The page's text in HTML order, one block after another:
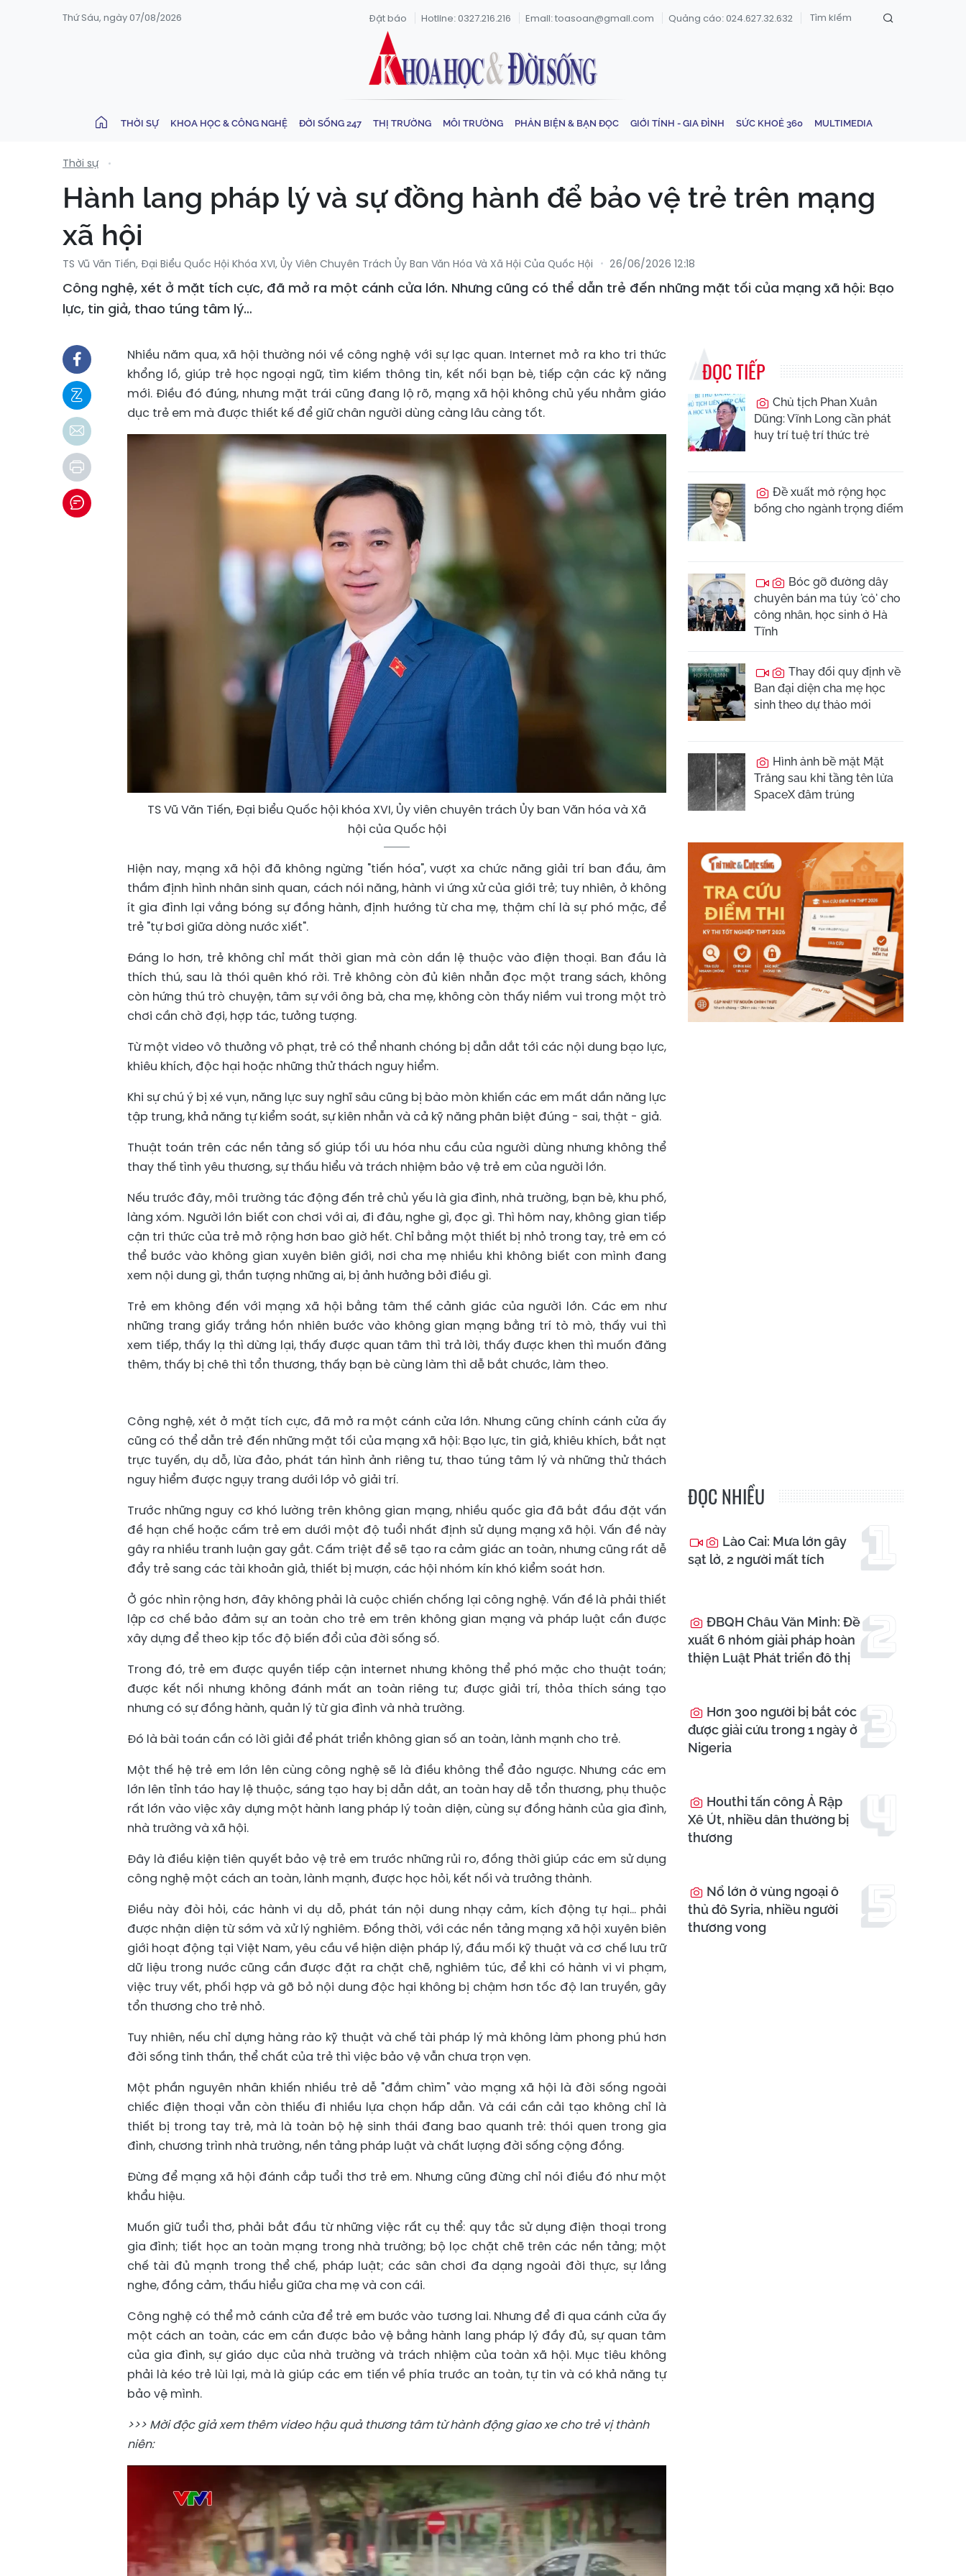
Thứ Sáu, ngày 07/08/2026 Đặt báo Hotline: 0327.216.216 Email: toasoan@gmail.com Quảng cáo: 024.627.32.632
THỜI SỰ KHOA HỌC & CÔNG NGHỆ ĐỜI SỐNG 247 THỊ TRƯỜNG MÔI TRƯỜNG PHẢN BIỆN & BẠN ĐỌC GIỚI TÍNH - GIA ĐÌNH SỨC KHOẺ 360 MULTIMEDIA
Thời sự
Hành lang pháp lý và sự đồng hành để bảo vệ trẻ trên mạng
xã hội
TS Vũ Văn Tiến, Đại Biểu Quốc Hội Khóa XVI, Ủy Viên Chuyên Trách Ủy Ban Văn Hóa Và Xã Hội Của Quốc Hội 26/06/2026 12:18
Công nghệ, xét ở mặt tích cực, đã mở ra một cánh cửa lớn. Nhưng cũng có thể dẫn trẻ đến những mặt tối của mạng xã hội: Bạo
lực, tin giả, thao túng tâm lý…
Nhiều năm qua, xã hội thường nói về công nghệ với sự lạc quan. Internet mở ra kho tri thức
khổng lồ, giúp trẻ học ngoại ngữ, tìm kiếm thông tin, kết nối bạn bè, tiếp cận các kỹ năng
mới. Điều đó đúng, nhưng mặt trái cũng đang lộ rõ, mạng xã hội không chủ yếu nhằm giáo
dục trẻ em mà được thiết kế để giữ chân người dùng càng lâu càng tốt.
TS Vũ Văn Tiến, Đại biểu Quốc hội khóa XVI, Ủy viên chuyên trách Ủy ban Văn hóa và Xã
hội của Quốc hội
Hiện nay, mạng xã hội đã không ngừng "tiến hóa", vượt xa chức năng giải trí ban đầu, âm
thầm định hình nhân sinh quan, cách nói năng, hành vi ứng xử của giới trẻ; tuy nhiên, ở không
ít gia đình lại vắng bóng sự đồng hành, định hướng từ cha mẹ, thậm chí là sự phó mặc, để
trẻ "tự bơi giữa dòng nước xiết".
Đáng lo hơn, trẻ không chỉ mất thời gian mà còn dần lệ thuộc vào điện thoại. Ban đầu là
thích thú, sau là thói quên khó rời. Trẻ không còn đủ kiên nhẫn đọc một trang sách, không
còn hứng thú trò chuyện, tâm sự với ông bà, cha mẹ, không còn thấy niềm vui trong một trò
chơi cần chờ đợi, hợp tác, tưởng tượng.
Từ một video vô thưởng vô phạt, trẻ có thể nhanh chóng bị dẫn dắt tới các nội dung bạo lực,
khiêu khích, độc hại hoặc những thử thách nguy hiểm.
Khi sự chú ý bị xé vụn, năng lực suy nghĩ sâu cũng bị bào mòn khiến các em mất dần năng lực
tập trung, khả năng tự kiểm soát, sự kiên nhẫn và cả kỹ năng phân biệt đúng - sai, thật - giả.
Thuật toán trên các nền tảng số giúp tối ưu hóa nhu cầu của người dùng nhưng không thể
thay thế tình yêu thương, sự thấu hiểu và trách nhiệm bảo vệ trẻ em của người lớn.
Nếu trước đây, môi trường tác động đến trẻ chủ yếu là gia đình, nhà trường, bạn bè, khu phố,
làng xóm. Người lớn biết con chơi với ai, đi đâu, nghe gì, đọc gì. Thì hôm nay, không gian tiếp
cận tri thức của trẻ mở rộng hơn bao giờ hết. Chỉ bằng một thiết bị nhỏ trong tay, trẻ em có
thể bước vào không gian xuyên biên giới, nơi cha mẹ nhiều khi không biết con mình đang
xem nội dung gì, thần tượng những ai, bị ảnh hưởng bởi điều gì.
Trẻ em không đến với mạng xã hội bằng tâm thế cảnh giác của người lớn. Các em như
những trang giấy trắng hồn nhiên bước vào không gian mạng bằng trí tò mò, thấy vui thì
xem tiếp, thấy lạ thì dừng lại, thấy được quan tâm thì trả lời, thấy được khen thì muốn đăng
thêm, thấy bị chê thì tổn thương, thấy bạn bè cùng làm thì dễ bắt chước, làm theo.
Công nghệ, xét ở mặt tích cực, đã mở ra một cánh cửa lớn. Nhưng cũng chính cánh cửa ấy
cũng có thể dẫn trẻ đến những mặt tối của mạng xã hội: Bạo lực, tin giả, khiêu khích, bắt nạt
trực tuyến, dụ dỗ, lừa đảo, phát tán hình ảnh riêng tư, thao túng tâm lý và những thử thách
nguy hiểm được ngụy trang dưới lớp vỏ giải trí.
Trước những nguy cơ khó lường trên không gian mạng, nhiều quốc gia đã bắt đầu đặt vấn
đề hạn chế hoặc cấm trẻ em dưới một độ tuổi nhất định sử dụng mạng xã hội. Vấn đề này
gây ra nhiều tranh luận gay gắt. Cấm triệt để sẽ tạo ra cảm giác an toàn, nhưng cũng rất dễ
đẩy trẻ sang các tài khoản giả, thiết bị mượn, các hội nhóm kín khó kiểm soát hơn.
Ở góc nhìn rộng hơn, đây không phải là cuộc chiến chống lại công nghệ. Vấn đề là phải thiết
lập cơ chế bảo đảm sự an toàn cho trẻ em trên không gian mạng và pháp luật cần được
xây dựng để theo kịp tốc độ biến đổi của đời sống số.
Trong đó, trẻ em được quyền tiếp cận internet nhưng không thể phó mặc cho thuật toán;
được kết nối nhưng không đánh mất an toàn riêng tư; được giải trí, thỏa thích sáng tạo
nhưng có sự đồng hành, quản lý từ gia đình và nhà trường.
Đó là bài toán cần có lời giải để phát triển không gian số an toàn, lành mạnh cho trẻ.
Một thế hệ trẻ em lớn lên cùng công nghệ sẽ là điều không thể đảo ngược. Nhưng các em
lớn lên tỉnh táo hay lệ thuộc, sáng tạo hay bị dẫn dắt, an toàn hay dễ tổn thương, phụ thuộc
rất lớn vào việc xây dựng một hành lang pháp lý toàn diện, cùng sự đồng hành của gia đình,
nhà trường và xã hội.
Đây là điều kiện tiên quyết bảo vệ trẻ em trước những rủi ro, đồng thời giúp các em sử dụng
công nghệ một cách an toàn, lành mạnh, được học hỏi, kết nối và trưởng thành.
Điều này đòi hỏi, các hành vi dụ dỗ, phát tán nội dung nhạy cảm, kích động tự hại… phải
được nhận diện từ sớm và xử lý nghiêm. Đồng thời, với các nền tảng mạng xã hội xuyên biên
giới hoạt động tại Việt Nam, yêu cầu về hiện diện pháp lý, đầu mối kỹ thuật và cơ chế lưu trữ
dữ liệu trong nước cũng cần được đặt ra chặt chẽ, nghiêm túc, để khi có hành vi vi phạm,
việc truy vết, phối hợp và gỡ bỏ nội dung độc hại không bị chậm hơn tốc độ lan truyền, gây
tổn thương cho trẻ nhỏ.
Tuy nhiên, nếu chỉ dựng hàng rào kỹ thuật và chế tài pháp lý mà không làm phong phú hơn
đời sống tinh thần, thể chất của trẻ thì việc bảo vệ vẫn chưa trọn vẹn.
Một phần nguyên nhân khiến nhiều trẻ dễ "đắm chìm" vào mạng xã hội là đời sống ngoài
chiếc điện thoại vẫn còn thiếu đi nhiều lựa chọn hấp dẫn. Và cái cần cải tạo không chỉ là
thiết bị trong tay trẻ, mà là toàn bộ hệ sinh thái đang bao quanh trẻ: thói quen trong gia
đình, chương trình nhà trường, nền tảng pháp luật và chất lượng đời sống cộng đồng.
Đừng để mạng xã hội đánh cắp tuổi thơ trẻ em. Nhưng cũng đừng chỉ nói điều đó như một
khẩu hiệu.
Muốn giữ tuổi thơ, phải bắt đầu từ những việc rất cụ thể: quy tắc sử dụng điện thoại trong
gia đình; tiết học an toàn mạng trong nhà trường; bộ lọc chặt chẽ trên các nền tảng; một
chế tài đủ mạnh trong thể chế, pháp luật; các sân chơi đa dạng ngoài đời thực, sự lắng
nghe, đồng cảm, thấu hiểu giữa cha mẹ và con cái.
Công nghệ có thể mở cánh cửa để trẻ em bước vào tương lai. Nhưng để đi qua cánh cửa ấy
một cách an toàn, các em cần được bảo vệ bằng hành lang pháp lý đầy đủ, sự quan tâm
của gia đình, sự giáo dục của nhà trường và trách nhiệm của toàn xã hội. Mục tiêu không
phải là kéo trẻ lùi lại, mà là giúp các em tiến về phía trước an toàn, tự tin và có khả năng tự
bảo vệ mình.
>>> Mời độc giả xem thêm video hậu quả thương tâm từ hành động giao xe cho trẻ vị thành
niên:
ĐỌC TIẾP
Chủ tịch Phan Xuân
Dũng: Vĩnh Long cần phát
huy trí tuệ trí thức trẻ
Đề xuất mở rộng học
bổng cho ngành trọng điểm
Bóc gỡ đường dây
chuyên bán ma túy 'cỏ' cho
công nhân, học sinh ở Hà
Tĩnh
Thay đổi quy định về
Ban đại diện cha mẹ học
sinh theo dự thảo mới
Hình ảnh bề mặt Mặt
Trăng sau khi tầng tên lửa
SpaceX đâm trúng
ĐỌC NHIỀU
Lào Cai: Mưa lớn gây
sạt lở, 2 người mất tích
ĐBQH Châu Văn Minh: Đề
xuất 6 nhóm giải pháp hoàn
thiện Luật Phát triển đô thị
Hơn 300 người bị bắt cóc
được giải cứu trong 1 ngày ở
Nigeria
Houthi tấn công Ả Rập
Xê Út, nhiều dân thường bị
thương
Nổ lớn ở vùng ngoại ô
thủ đô Syria, nhiều người
thương vong